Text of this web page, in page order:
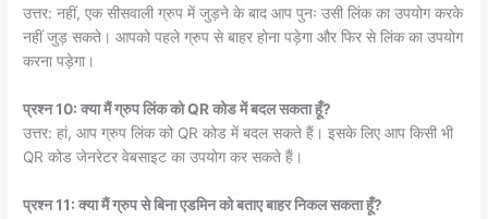
उत्तर: नहीं, एक सीसवाली ग्रुप में जुड़ने के बाद आप पुनः उसी लिंक का उपयोग करके
नहीं जुड़ सकते। आपको पहले ग्रुप से बाहर होना पड़ेगा और फिर से लिंक का उपयोग
करना पड़ेगा।
प्रश्न 10: क्या मैं ग्रुप लिंक को QR कोड में बदल सकता हूँ?
उत्तर: हां, आप ग्रुप लिंक को QR कोड में बदल सकते हैं। इसके लिए आप किसी भी
QR कोड जेनरेटर वेबसाइट का उपयोग कर सकते हैं।
प्रश्न 11: क्या मैं ग्रुप से बिना एडमिन को बताए बाहर निकल सकता हूँ?